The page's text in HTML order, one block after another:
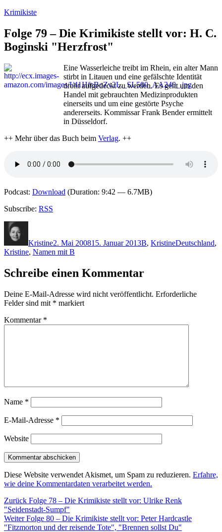
Zum
springen
Krimikiste
Folge 79 – Die Krimikiste stellt vor: H. C.
Boginski "Herzfrost"
Eine Wasserleiche treibt im Rhein, ein alter Mann
stirbt in Litauen und eine gefälschte Identität
droht aufgedeckt zu werden. Es geht um den
Handel mit gebrauchten Medizinprodukten
einerseits und um eine gestörte Psyche
andererseits. Kommissar Frank Bender ermittelt
in Düsseldorf.
++ Mehr über das Buch beim Verlag. ++
Podcast: Download (Duration: 9:42 — 6.7MB)
Subscribe: RSS
Kristine2. Mai 200815. Januar 2013B, KristineDeutschland,
Kristine, Namen mit B
Schreibe einen Kommentar
Deine E-Mail-Adresse wird nicht veröffentlicht. Erforderliche
Felder sind mit * markiert
Kommentar *
Name *
E-Mail-Adresse *
Website
Diese Website verwendet Akismet, um Spam zu reduzieren. Erfahre,
wie deine Kommentardaten verarbeitet werden.
Beitragsnavigation
Zurück Vorheriger
Beitrag:
Folge 78 – Die Krimikiste stellt vor: Ulrike Renk
"Seidenstadt-Sumpf"
Weiter Nächster
Beitrag:
Folge 80 – Die Krimikiste stellt vor: Peter Hardcastle
"Fitzmorton und der reisende Tote", "Brennen sollst Du"